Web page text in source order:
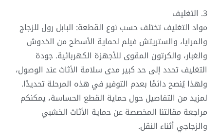
3. التغليف
مواد التغليف تختلف حسب نوع القطعة: البابل رول للزجاج
والمرايا، والستريتش فيلم لحماية الأسطح من الخدوش
والغبار، والكرتون المقوى للأجهزة الكهربائية. جودة
التغليف تحدد إلى حد كبير مدى سلامة الأثاث عند الوصول،
ولهذا يُنصح دائمًا بعدم التوفير في هذه المرحلة تحديدًا.
لمزيد من التفاصيل حول حماية القطع الحساسة، يمكنكم
مراجعة مقالتنا المخصصة عن حماية الأثاث الخشبي
والزجاجي أثناء النقل.